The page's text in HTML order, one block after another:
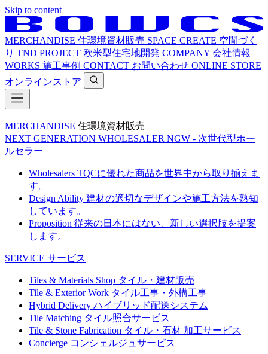
Skip to content
MERCHANDISE 住環境資材販売 SPACE CREATE 空間づく
り TND PROJECT 欧米型住宅地開発 COMPANY 会社情報
WORKS 施工事例 CONTACT お問い合わせ ONLINE STORE
オンラインストア
MERCHANDISE 住環境資材販売
NEXT GENERATION WHOLESALER NGW - 次世代型ホー
ルセラー
Wholesalers TQCに優れた商品を世界中から取り揃えま
す。
Design Ability 建材の適切なデザインや施工方法を熟知
しています。
Proposition 従来の日本にはない、新しい選択肢を提案
します。
SERVICE サービス
Tiles & Materials Shop タイル・建材販売
Tile & Exterior Work タイル工事・外構工事
Hybrid Delivery ハイブリッド配送システム
Tile Matching タイル照合サービス
Tile & Stone Fabrication タイル・石材 加工サービス
Concierge コンシェルジュサービス